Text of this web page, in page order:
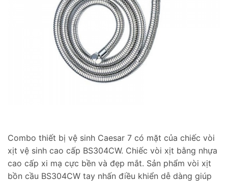
Combo thiết bị vệ sinh Caesar 7 có mặt của chiếc vòi
xịt vệ sinh cao cấp BS304CW. Chiếc vòi xịt bằng nhựa
cao cấp xi mạ cực bền và đẹp mắt. Sản phẩm vòi xịt
bồn cầu BS304CW tay nhấn điều khiển dễ dàng giúp